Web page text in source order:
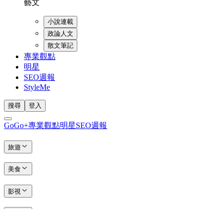
藝文
小說連載
政論人文
散文筆記
專業觀點
明星
SEO週報
StyleMe
搜尋 登入
GoGo+專業觀點明星SEO週報
旅遊
美食
影視